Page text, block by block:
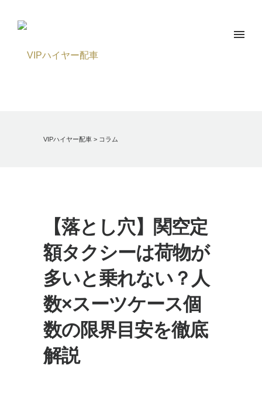
VIPハイヤー配車 > コラム
【落とし穴】関空定
額タクシーは荷物が
多いと乗れない？人
数×スーツケース個
数の限界目安を徹底
解説